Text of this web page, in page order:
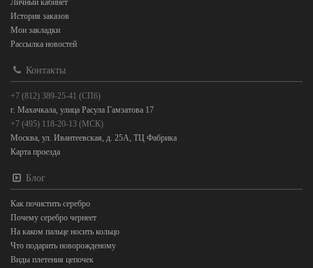
Личный кабинет
История заказов
Мои закладки
Рассылка новостей
Контакты
+7 (812) 389-25-41 (СПб)
г. Махачкала, улица Расула Гамзатова 17
+7 (495) 118-20-13 (МСК)
Москва, ул. Ивантеевская, д. 25А, ТЦ Фабрика
Карта проезда
Блог
Как почистить серебро
Почему серебро чернеет
На каком пальце носить кольцо
Что подарить новорожденому
Виды плетения цепочек